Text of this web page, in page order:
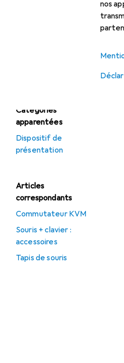
nos
Catégories
apparentées
Dispositif de
présentation
Articles
correspondants
Commutateur KVM
Souris + clavier :
accessoires
Tapis de souris